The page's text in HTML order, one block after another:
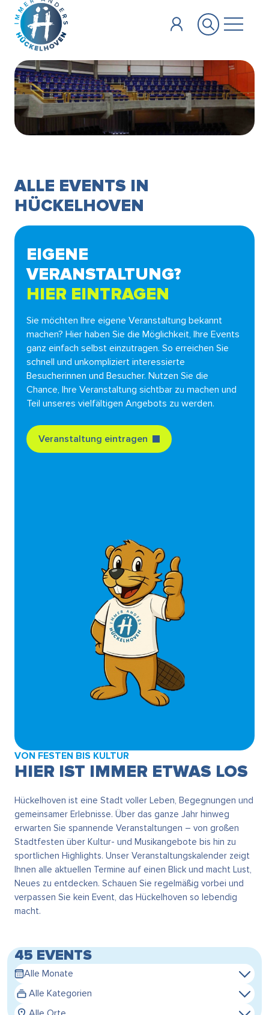
Zum Hauptinhalt springen
ALLE EVENTS IN
HÜCKELHOVEN
EIGENE
VERANSTALTUNG?
HIER EINTRAGEN
Sie möchten Ihre eigene Veranstaltung bekannt
machen? Hier haben Sie die Möglichkeit, Ihre Events
ganz einfach selbst einzutragen. So erreichen Sie
schnell und unkompliziert interessierte
Besucherinnen und Besucher. Nutzen Sie die
Chance, Ihre Veranstaltung sichtbar zu machen und
Teil unseres vielfältigen Angebots zu werden.
Veranstaltung eintragen
VON FESTEN BIS KULTUR
HIER IST IMMER ETWAS LOS
Hückelhoven ist eine Stadt voller Leben, Begegnungen und
gemeinsamer Erlebnisse. Über das ganze Jahr hinweg
erwarten Sie spannende Veranstaltungen – von großen
Stadtfesten über Kultur- und Musikangebote bis hin zu
sportlichen Highlights. Unser Veranstaltungskalender zeigt
Ihnen alle aktuellen Termine auf einen Blick und macht Lust,
Neues zu entdecken. Schauen Sie regelmäßig vorbei und
verpassen Sie kein Event, das Hückelhoven so lebendig
macht.
45 EVENTS
Alle Monate
Alle Kategorien